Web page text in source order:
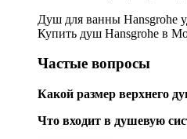
Душ для ванны Hansgrohe
Купить душ Hansgrohe в
Частые вопросы
Какой размер верхнего
Что входит в душевую